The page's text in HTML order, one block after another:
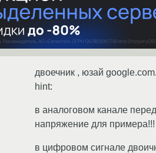
двоечник , юзай
hint:
в аналоговом канале
напряжение для
в цифровом сигнале